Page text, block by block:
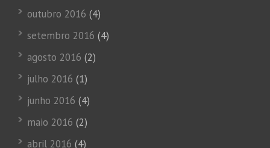
outubro 2016 (4)
setembro 2016 (4)
agosto 2016 (2)
julho 2016 (1)
junho 2016 (4)
maio 2016 (2)
abril 2016 (4)